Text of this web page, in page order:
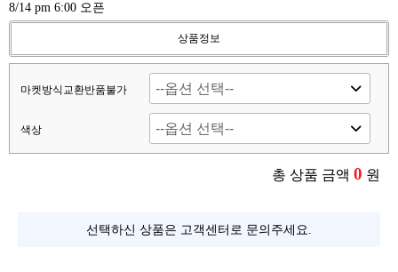
8/14 pm 6:00 오픈
상품정보
마켓방식교환반품불가
색상
총 상품 금액 0 원
선택하신 상품은 고객센터로 문의주세요.